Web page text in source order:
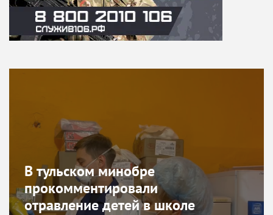
В тульском минобре
прокомментировали
отравление детей в школе